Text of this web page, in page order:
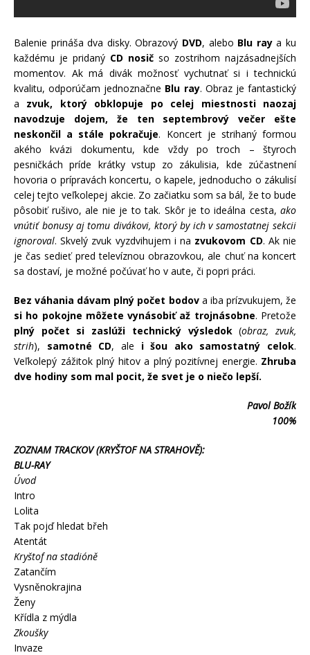
Balenie prináša dva disky. Obrazový DVD, alebo Blu raya ku
každému je pridaný CD nosič so zostrihom najzásadnejších
momentov. Ak má divák možnosť vychutnať si i technickú
kvalitu, odporúčam jednoznačne Blu ray. Obraz je fantastický
a zvuk, ktorý obklopuje po celej miestnosti naozaj
navodzuje dojem, že ten septembrový večer ešte
neskončil a stále pokračuje. Koncert je strihaný formou
akého kvázi dokumentu, kde vždy po troch – štyroch
pesničkách príde krátky vstup zo zákulisia, kde zúčastnení
hovoria o prípravách koncertu, o kapele, jednoducho o zákulisí
celej tejto veľkolepej akcie. Zo začiatku som sa bál, že to bude
pôsobiť rušivo, ale nie je to tak. Skôr je to ideálna cesta, ako
vnútiť bonusy aj tomu divákovi, ktorý by ich v samostatnej sekcii
ignoroval. Skvelý zvuk vyzdvihujem i na zvukovom CD. Ak nie
je čas sedieť pred televíznou obrazovkou, ale chuť na koncert
sa dostaví, je možné počúvať ho v aute, či popri práci.
Bez váhania dávam plný počet bodova iba prízvukujem, že
si ho pokojne môžete vynásobiť až trojnásobne. Pretože
plný počet si zaslúži technický výsledok(obraz, zvuk,
strih), samotné CD, ale i šou ako samostatný celok.
Veľkolepý zážitok plný hitov a plný pozitívnej energie. Zhruba
dve hodiny som mal pocit, že svet je o niečo lepší.
Pavol Božík
100%
ZOZNAM TRACKOV (KRYŠTOF NA STRAHOVĚ):
BLU-RAY
Úvod
Intro
Lolita
Tak pojď hledat břeh
Atentát
Kryštof na stadióně
Zatančím
Vysněnokrajina
Ženy
Křídla z mýdla
Zkoušky
Invaze